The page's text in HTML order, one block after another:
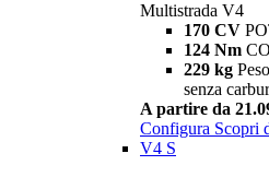
Multistrada V4
170 CV
124 Nm
229 kg
senza
A partire da
Configura Scopri
V4 S